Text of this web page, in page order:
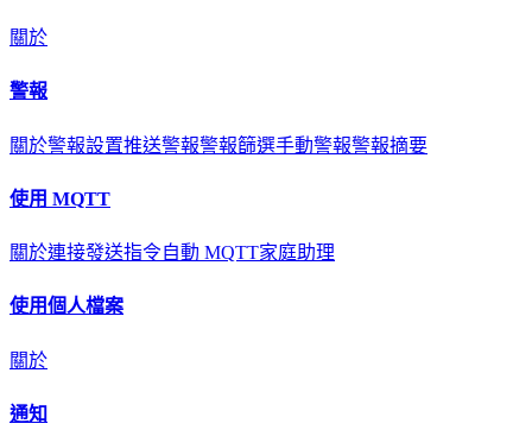
關於
警報
關於警報設置推送警報警報篩選手動警報警報摘要
使用 MQTT
關於連接發送指令自動 MQTT家庭助理
使用個人檔案
關於
通知